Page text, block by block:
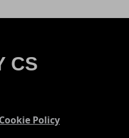
Cookie Policy